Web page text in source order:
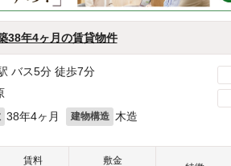
38年4ヶ月の賃貸物件
バス5分 徒歩7分
38年4ヶ月 建物構造 木造
賃料
敷金